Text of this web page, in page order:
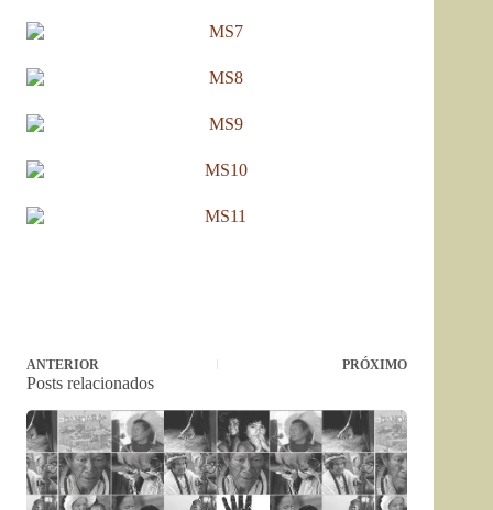
ANTERIOR PRÓXIMO
Posts relacionados